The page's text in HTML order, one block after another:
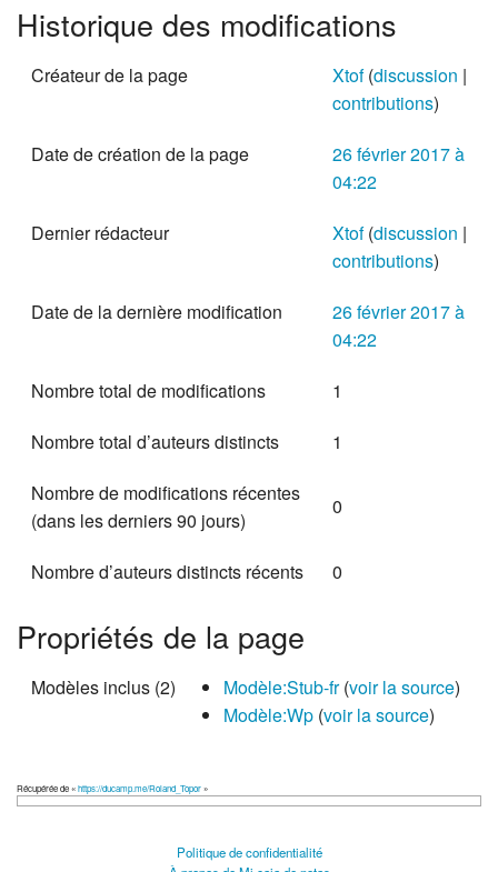
Historique des modifications
Créateur de la page Xtof (discussion |
contributions)
Date de création de la page
26 février 2017 à
04:22
Dernier rédacteur
Xtof (discussion |
contributions)
Date de la dernière modification
26 février 2017 à
04:22
Nombre total de modifications
1
Nombre total d’auteurs distincts
1
Nombre de modifications récentes
(dans les derniers 90 jours)
0
Nombre d’auteurs distincts récents 0
Propriétés de la page
Modèles inclus (2) Modèle:Stub-fr(voir la source)
Modèle:Wp (voir la source)
Récupérée de «https://ducamp.me/Roland_Topor»
Politique de confidentialité